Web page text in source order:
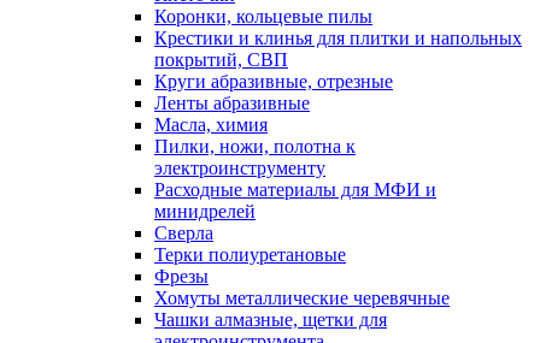
Коронки, кольцевые пилы
Крестики и клинья для плитки и напольных
покрытий, СВП
Круги абразивные, отрезные
Ленты абразивные
Масла, химия
Пилки, ножи, полотна к
электроинструменту
Расходные материалы для МФИ и
минидрелей
Сверла
Терки полиуретановые
Фрезы
Хомуты металлические черевячные
Чашки алмазные, щетки для